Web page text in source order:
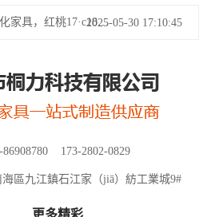
專注適老化家具，红桃17·c18起草科技（jì）守護（hù）長者居（jū）家安康​
2025-05-30 17:10:45
173-2802-0829
區九江鎮石江家（jiā）紡工業城9#
更多精彩